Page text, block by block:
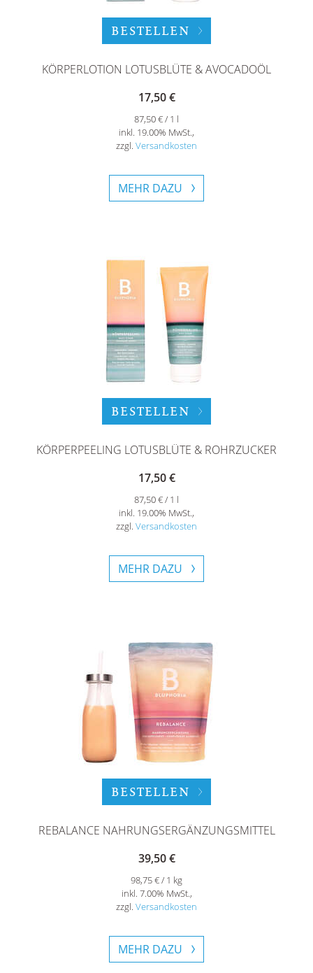
BESTELLEN
KÖRPERLOTION LOTUSBLÜTE & AVOCADOÖL
17,50 €
87,50 € / 1 l
inkl. 19.00% MwSt.,
zzgl. Versandkosten
MEHR DAZU
BESTELLEN
KÖRPERPEELING LOTUSBLÜTE & ROHRZUCKER
17,50 €
87,50 € / 1 l
inkl. 19.00% MwSt.,
zzgl. Versandkosten
MEHR DAZU
BESTELLEN
REBALANCE NAHRUNGSERGÄNZUNGSMITTEL
39,50 €
98,75 € / 1 kg
inkl. 7.00% MwSt.,
zzgl. Versandkosten
MEHR DAZU